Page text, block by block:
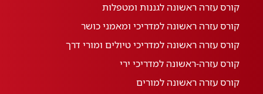
קורס עזרה ראשונה לגננות ומטפלות
קורס עזרה ראשונה למדריכי ומאמני כושר
קורס עזרה ראשונה למדריכי טיולים ומורי דרך
קורס עזרה-ראשונה למדריכי ירי
קורס עזרה ראשונה למורים